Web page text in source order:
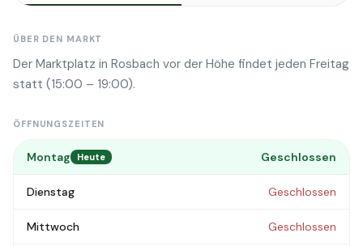
ÜBER DEN MARKT
Der Marktplatz in Rosbach vor der Höhe findet jeden Freitag
statt (15:00 – 19:00).
ÖFFNUNGSZEITEN
Montag Heute Geschlossen
Dienstag Geschlossen
Mittwoch Geschlossen